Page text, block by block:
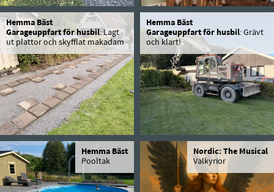
Hemma Bäst
Garageuppfart för husbil: Lagt
ut plattor och skyfflat makadam
Hemma Bäst
Garageuppfart för husbil: Grävt
och klart!
Hemma Bäst
Pooltak
Nordic: The Musical
Valkyrior